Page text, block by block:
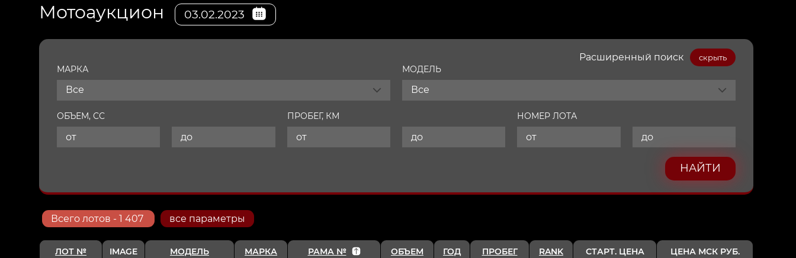
Мотоаукцион 03.02.2023
Расширенный поиск скрыть
МАРКА
Все
МОДЕЛЬ
Все
ОБЪЕМ, СС ПРОБЕГ, КМ НОМЕР ЛОТА
НАЙТИ
Всего лотов - 1 407 все параметры
ЛОТ № IMAGE МОДЕЛЬ МАРКА РАМА № ОБЪЕМ ГОД ПРОБЕГ RANK СТАРТ. ЦЕНА ЦЕНА МСК РУБ.